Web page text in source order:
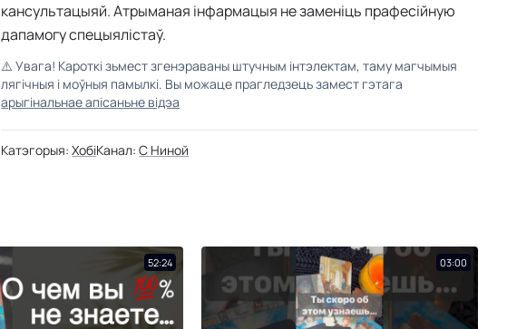
кансультацыяй. Атрыманая інфармацыя не заменіць прафесійную
дапамогу спецыялістаў.
⚠️Увага! Кароткі зьмест згенэраваны штучным інтэлектам, таму магчымыя
лягічныя і моўныя памылкі. Вы можаце прагледзець замест гэтага
арыгінальнае апісаньне відэа
Катэгорыя: ХобіКанал: C Ниной
52:24 03:00